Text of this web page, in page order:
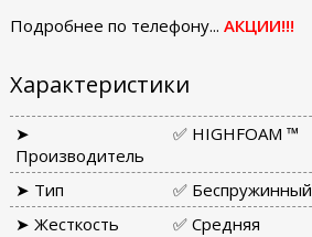
Подробнее по телефону... АКЦИИ!!!
Характеристики
➤
Производитель
✅ HIGHFOAM ™
➤ Тип
✅ Беспружинный
➤ Жесткость
✅ Средняя